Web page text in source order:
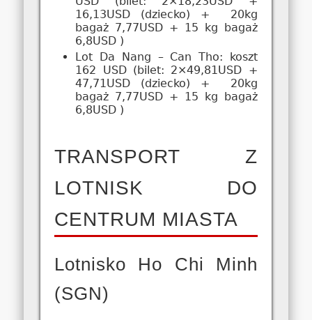
16,13USD (dziecko) + 20kg
bagaż 7,77USD + 15 kg bagaż
6,8USD )
Lot Da Nang – Can Tho: koszt
162 USD (bilet: 2×49,81USD +
47,71USD (dziecko) + 20kg
bagaż 7,77USD + 15 kg bagaż
6,8USD )
TRANSPORT Z
LOTNISK DO
CENTRUM MIASTA
Lotnisko Ho Chi Minh
(SGN)